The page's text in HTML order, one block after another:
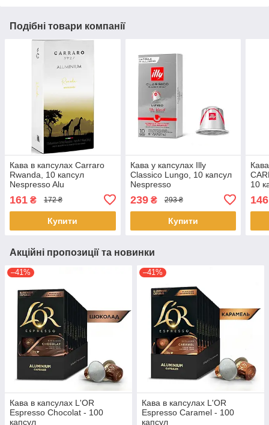
Подібні товари компанії
Кава в капсулах Carraro
Rwanda, 10 капсул
Nespresso Alu
161 ₴ 172 ₴
Купити
Кава у капсулах Illy
Classico Lungo, 10 капсул
Nespresso
239₴ 293 ₴
Купити
10
146
Акційні пропозиції та новинки
–41%
Кава в капсулах L'OR
Espresso Chocolat - 100
капсул
–41%
Кава в капсулах L'OR
Espresso Caramel - 100
капсул